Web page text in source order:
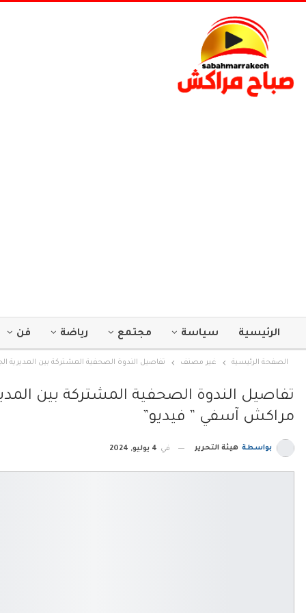
الرئيسية سياسة مجتمع رياضة فن
الصفحة الرئيسية غير مصنف تفاصيل الندوة الصحفية المشتركة بين
تفاصيل الندوة الصحفية المشتركة بين
مراكش آسفي ” فيديو”
بواسطة هيئة التحرير في 4 يوليو, 2024